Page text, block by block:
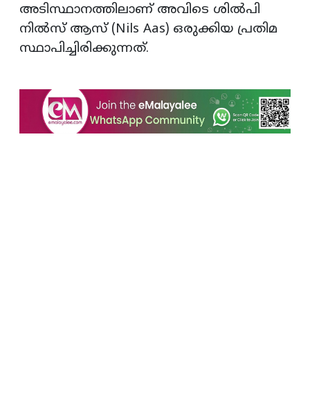
അടിസ്ഥാനത്തിലാണ് അവിടെ ശില്‍പി
നില്‍സ് ആസ് (Nils Aas) ഒരുക്കിയ പ്രതിമ
സ്ഥാപിച്ചിരിക്കുന്നത്.